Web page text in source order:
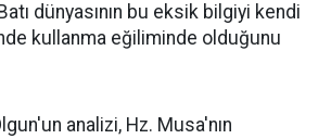
dünyasının bu eksik bilgiyi kendi
kullanma eğiliminde olduğunu
analizi, Hz. Musa'nın